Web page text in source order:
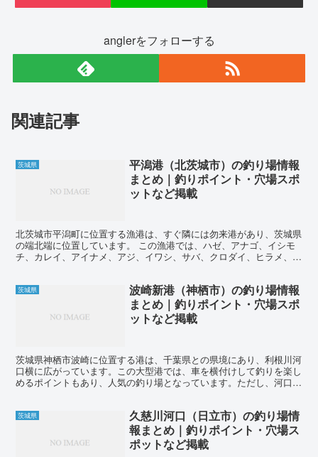
anglerをフォローする
関連記事
茨城県
平潟港（北茨城市）の釣り場情報
まとめ｜釣りポイント・穴場スポ
ットなど掲載
北茨城市平潟町に位置する漁港は、すぐ隣には勿来港があり、茨城県
の端北端に位置しています。 この漁港では、ハゼ、アナゴ、イシモ
チ、カレイ、アイナメ、アジ、イワシ、サバ、クロダイ、ヒラメ、ソ
茨城県
波崎新港（神栖市）の釣り場情報
まとめ｜釣りポイント・穴場スポ
ットなど掲載
茨城県神栖市波崎に位置する港は、千葉県との県境にあり、利根川河
口横に広がっています。この大型港では、車を横付けして釣りを楽し
めるポイントもあり、人気の釣り場となっています。ただし、河口か
茨城県
久慈川河口（日立市）の釣り場情
報まとめ｜釣りポイント・穴場ス
ポットなど掲載